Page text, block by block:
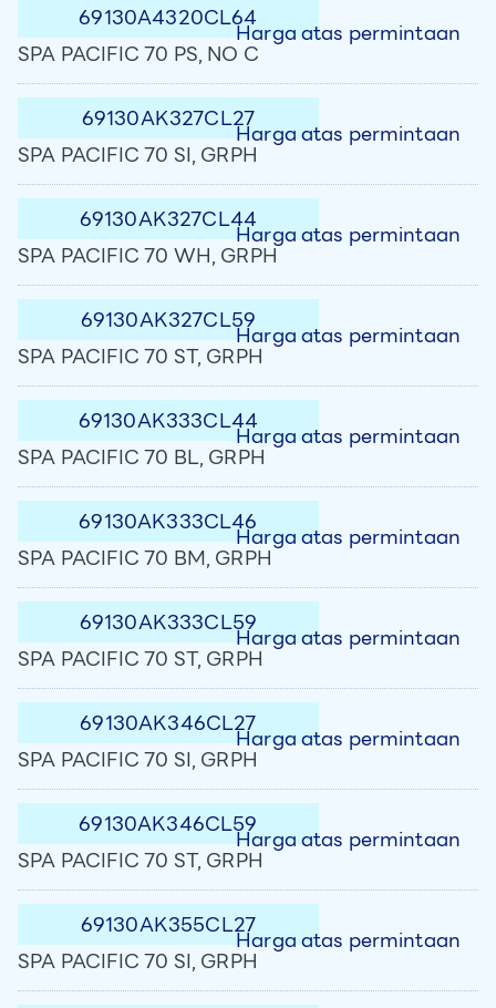
69130A4320CL64
SPA PACIFIC 70 PS, NO C
Harga atas permintaan
69130AK327CL27
SPA PACIFIC 70 SI, GRPH
Harga atas permintaan
69130AK327CL44
SPA PACIFIC 70 WH, GRPH
Harga atas permintaan
69130AK327CL59
SPA PACIFIC 70 ST, GRPH
Harga atas permintaan
69130AK333CL44
SPA PACIFIC 70 BL, GRPH
Harga atas permintaan
69130AK333CL46
SPA PACIFIC 70 BM, GRPH
Harga atas permintaan
69130AK333CL59
SPA PACIFIC 70 ST, GRPH
Harga atas permintaan
69130AK346CL27
SPA PACIFIC 70 SI, GRPH
Harga atas permintaan
69130AK346CL59
SPA PACIFIC 70 ST, GRPH
Harga atas permintaan
69130AK355CL27
SPA PACIFIC 70 SI, GRPH
Harga atas permintaan